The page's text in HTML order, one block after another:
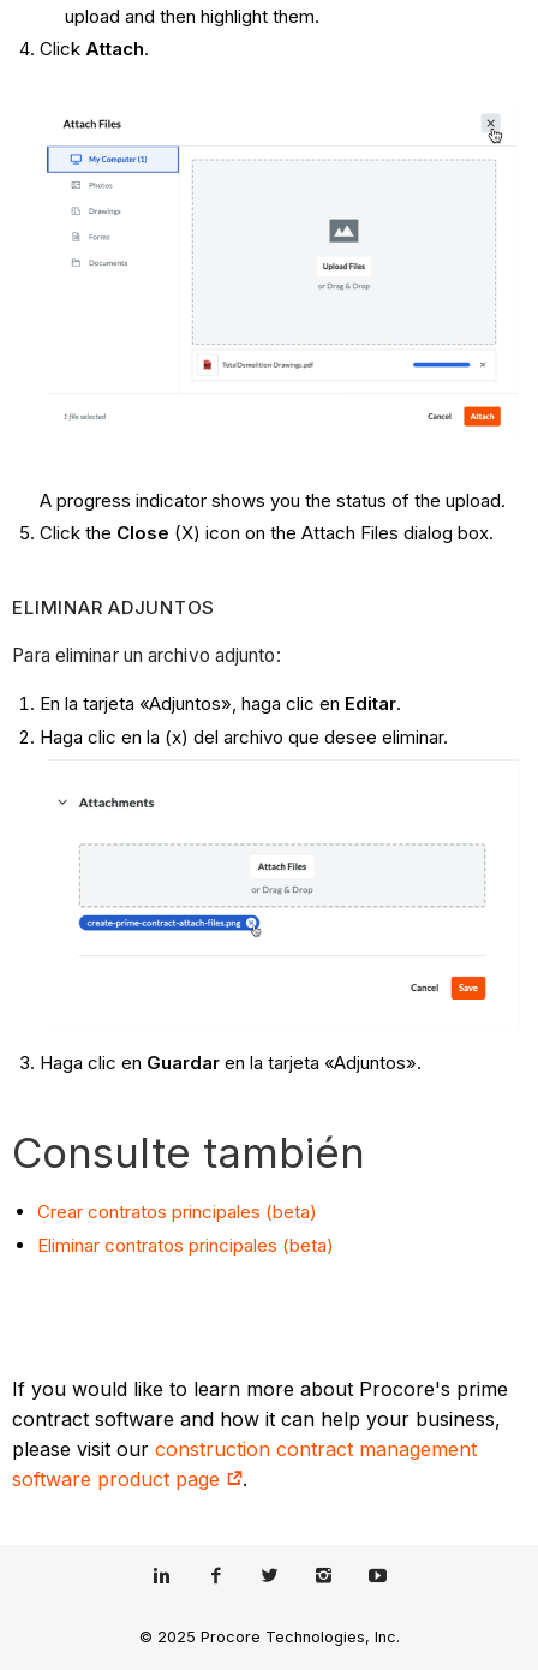
upload and then highlight them.
Click Attach.
A progress indicator shows you the status of the upload.
Click the Close (X) icon on the Attach Files dialog box.
ELIMINAR ADJUNTOS
Para eliminar un archivo adjunto:
En la tarjeta «Adjuntos», haga clic en Editar.
Haga clic en la (x) del archivo que desee eliminar.
Haga clic en Guardaren la tarjeta «Adjuntos».
Consulte también
Crear contratos principales (beta)
Eliminar contratos principales (beta)
If you would like to learn more about Procore's prime
contract software and how it can help your business,
please visit ourconstruction contract management
software product page
.
© 2025 Procore Technologies, Inc.